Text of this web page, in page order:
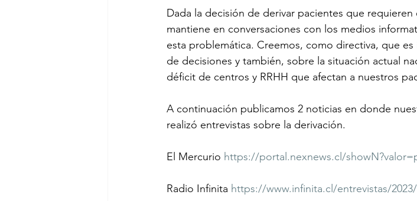
Dada la decisión de derivar pacientes que
mantiene en conversaciones con los medios
esta problemática. Creemos, como directiva, que
de decisiones y también, sobre la situación actual
déficit de centros y RRHH que afectan a nuestros
A continuación publicamos 2 noticias en donde
realizó entrevistas sobre la derivación.
El Mercurio https://portal.nexnews.cl/
Radio Infinita https://www.infinita.cl/entrevistas/